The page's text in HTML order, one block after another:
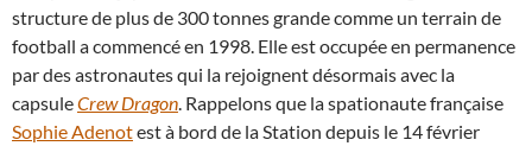
structure de plus de 300 tonnes grande comme un terrain de
football a commencé en 1998. Elle est occupée en permanence
par des astronautes qui la rejoignent désormais avec la
capsuleCrew Dragon . Rappelons que la spationaute française
Sophie Adenotest à bord de la Station depuis le 14 février